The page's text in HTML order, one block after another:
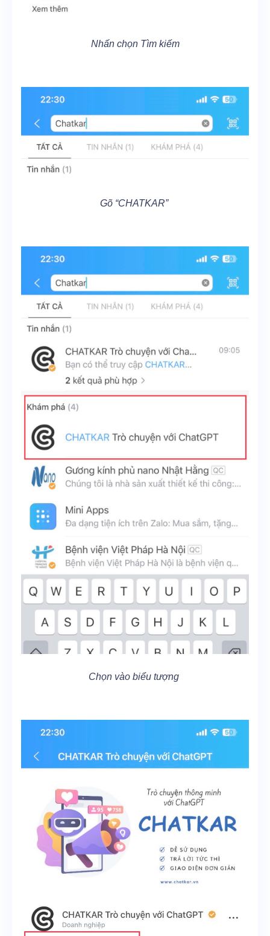
Nhấn chọn Tìm kiếm
Gõ “CHATKAR”
Chọn vào biểu tượng